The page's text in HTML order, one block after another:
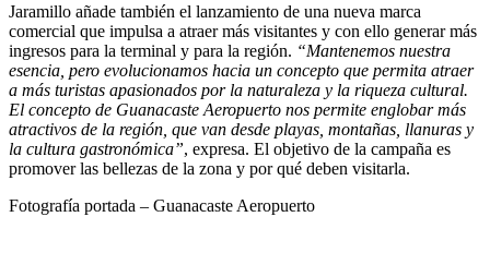
Jaramillo añade también el lanzamiento de una nueva marca
comercial que impulsa a atraer más visitantes y con ello generar más
ingresos para la terminal y para la región. “Mantenemos nuestra
esencia, pero evolucionamos hacia un concepto que permita atraer
a más turistas apasionados por la naturaleza y la riqueza cultural.
El concepto de Guanacaste Aeropuerto nos permite englobar más
atractivos de la región, que van desde playas, montañas, llanuras y
la cultura gastronómica”, expresa. El objetivo de la campaña es
promover las bellezas de la zona y por qué deben visitarla.
Fotografía portada – Guanacaste Aeropuerto